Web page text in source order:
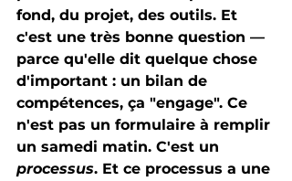
fond, du projet, des outils. Et
c'est une très bonne question —
parce qu'elle dit quelque chose
d'important : un bilan de
compétences, ça "engage". Ce
n'est pas un formulaire à remplir
un samedi matin. C'est un
processus. Et ce processus a une